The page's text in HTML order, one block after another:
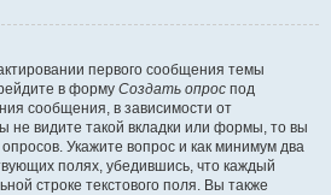
первого сообщения темы
в форму Создать опрос под
сообщения, в зависимости от
не видите такой вкладки или формы, то вы
Укажите вопрос и как минимум два
полях, убедившись, что каждый
строке текстового поля. Вы также